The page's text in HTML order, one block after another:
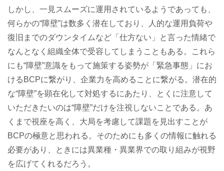
しかし、一見スムーズに運用されているようであっても、
何らかの“障壁”は数多く潜在しており、人的な運用負荷や
復旧までのダウンタイムなど「仕方ない」と言った情緒で
なんとなく組織全体で受容してしまうこともある。これら
にも“障壁”意識をもって施策する姿勢が「緊急事態」にお
けるBCPに繋がり、企業力を高めることに繋がる。潜在的
な“障壁”を顕在化して対処するにあたり、とくに注意して
いただきたいのは“障壁”だけを注視しないことである。あ
くまで視座を高く、大局を考慮して課題を見出すことが
BCPの極意と思われる。そのためにも多くの情報に触れる
必要があり、ときには異業種・異業界での取り組みが視野
を広げてくれるだろう。